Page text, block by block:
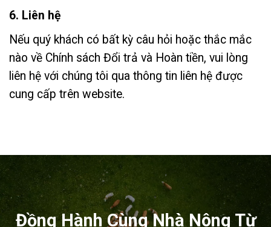
6. Liên hệ
Nếu quý khách có bất kỳ câu hỏi hoặc thắc mắc
nào về Chính sách Đổi trả và Hoàn tiền, vui lòng
liên hệ với chúng tôi qua thông tin liên hệ được
cung cấp trên website.
Đồng Hành Cùng Nhà Nông Từ